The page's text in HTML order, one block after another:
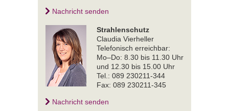
Nachricht senden
Strahlenschutz
Claudia Vierheller
Telefonisch erreichbar:
Mo–Do: 8.30 bis 11.30 Uhr
und 12.30 bis 15.00 Uhr
Tel.: 089 230211-344
Fax: 089 230211-345
Nachricht senden